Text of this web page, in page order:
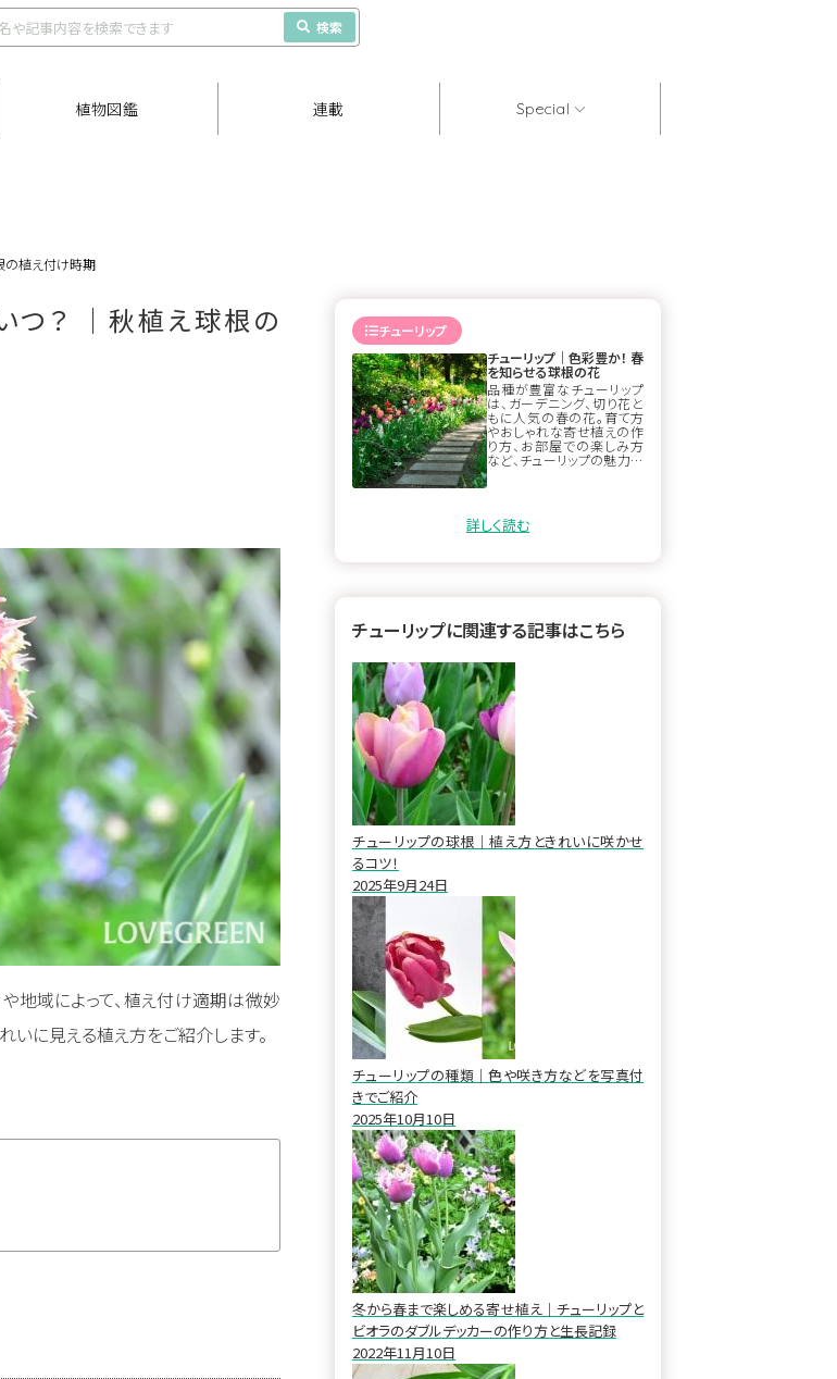
検索
植物図鑑 連載 Special
の植え付け時期
つ？ ｜秋植え球根の
地域によって、植え付け適期は微妙
いに見える植え方をご紹介します。
チューリップ
チューリップ｜色彩豊か！ 春
を知らせる球根の花
品種が豊富なチューリップ
は、ガーデニング、切り花と
もに人気の春の花。育て方
やおしゃれな寄せ植えの作
り方、お部屋での楽しみ方
など、チューリップの魅力に
詳しく読む
チューリップに関連する記事はこちら
チューリップの球根｜植え方ときれいに咲かせ
るコツ！
2025年9月24日
チューリップの種類｜色や咲き方などを写真付
きでご紹介
2025年10月10日
冬から春まで楽しめる寄せ植え｜チューリップと
ビオラのダブルデッカーの作り方と生長記録
2022年11月10日